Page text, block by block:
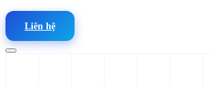
Liên hệ